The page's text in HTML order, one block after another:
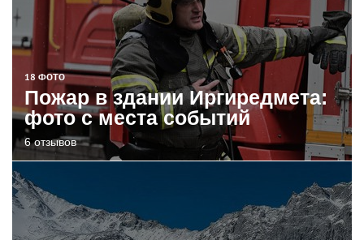
18 ФОТО
Пожар в здании Иргиредмета:
фото с места событий
6 отзывов